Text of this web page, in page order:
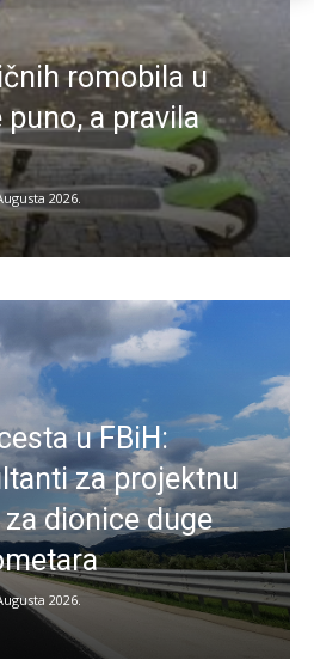
romobila u
puno, a pravila
2026.
u FBiH:
za projektnu
dionice duge
2026.